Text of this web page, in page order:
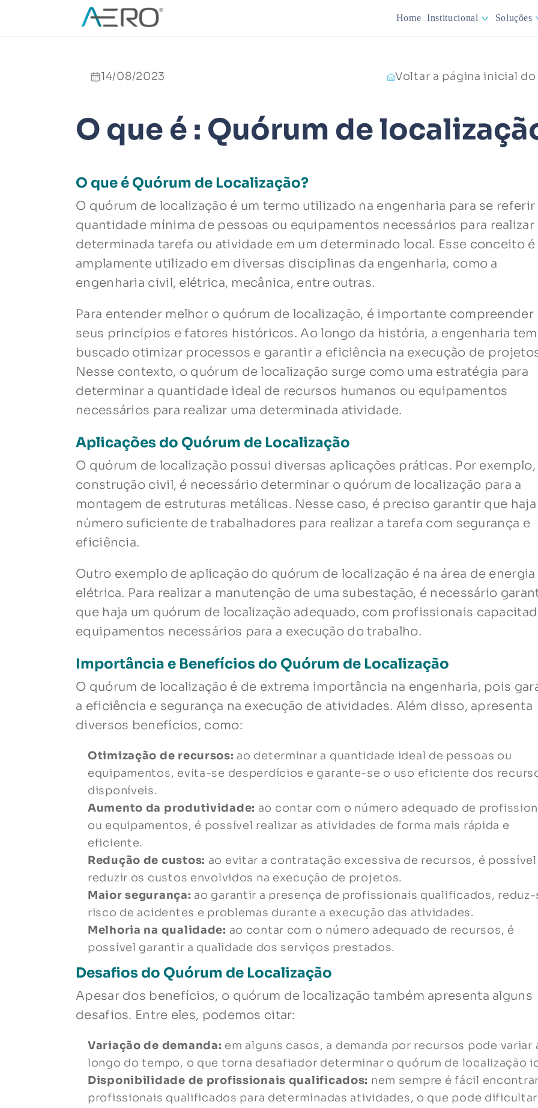
Home Institucional Soluções
14/08/2023 Voltar a página inicial
O que é : Quórum de
O que é Quórum de Localização?
O quórum de localização é um termo utilizado na engenharia para se referir
quantidade mínima de pessoas ou equipamentos necessários para realizar
determinada tarefa ou atividade em um determinado local. Esse conceito é
amplamente utilizado em diversas disciplinas da engenharia, como a
engenharia civil, elétrica, mecânica, entre outras.
Para entender melhor o quórum de localização, é importante compreender
seus princípios e fatores históricos. Ao longo da história, a engenharia tem
buscado otimizar processos e garantir a eficiência na execução de
Nesse contexto, o quórum de localização surge como uma estratégia para
determinar a quantidade ideal de recursos humanos ou equipamentos
necessários para realizar uma determinada atividade.
Aplicações do Quórum de Localização
O quórum de localização possui diversas aplicações práticas. Por exemplo,
construção civil, é necessário determinar o quórum de localização para a
montagem de estruturas metálicas. Nesse caso, é preciso garantir que haja
número suficiente de trabalhadores para realizar a tarefa com segurança e
eficiência.
Outro exemplo de aplicação do quórum de localização é na área de energia
elétrica. Para realizar a manutenção de uma subestação, é necessário
que haja um quórum de localização adequado, com profissionais
equipamentos necessários para a execução do trabalho.
Importância e Benefícios do Quórum de Localização
O quórum de localização é de extrema importância na engenharia, pois
a eficiência e segurança na execução de atividades. Além disso, apresenta
diversos benefícios, como:
Otimização de recursos: ao determinar a quantidade ideal de pessoas ou
equipamentos, evita-se desperdícios e garante-se o uso eficiente dos
disponíveis.
Aumento da produtividade: ao contar com o número adequado de
ou equipamentos, é possível realizar as atividades de forma mais rápida e
eficiente.
Redução de custos: ao evitar a contratação excessiva de recursos, é possível
reduzir os custos envolvidos na execução de projetos.
Maior segurança: ao garantir a presença de profissionais qualificados, reduz-
risco de acidentes e problemas durante a execução das atividades.
Melhoria na qualidade: ao contar com o número adequado de recursos, é
possível garantir a qualidade dos serviços prestados.
Desafios do Quórum de Localização
Apesar dos benefícios, o quórum de localização também apresenta alguns
desafios. Entre eles, podemos citar:
Variação de demanda: em alguns casos, a demanda por recursos pode variar
longo do tempo, o que torna desafiador determinar o quórum de localização
Disponibilidade de profissionais qualificados: nem sempre é fácil encontrar
profissionais qualificados para determinadas atividades, o que pode dificultar